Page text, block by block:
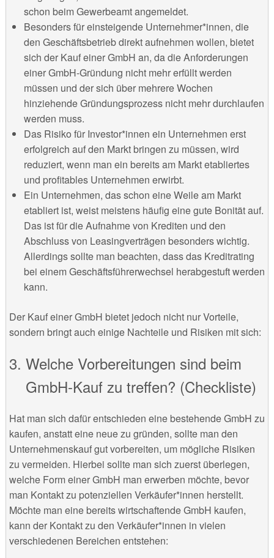
schon beim Gewerbeamt angemeldet.
Besonders für einsteigende Unternehmer*innen, die
den Geschäftsbetrieb direkt aufnehmen wollen, bietet
sich der Kauf einer GmbH an, da die Anforderungen
einer GmbH-Gründung nicht mehr erfüllt werden
müssen und der sich über mehrere Wochen
hinziehende Gründungsprozess nicht mehr durchlaufen
werden muss.
Das Risiko für Investor*innen ein Unternehmen erst
erfolgreich auf den Markt bringen zu müssen, wird
reduziert, wenn man ein bereits am Markt etabliertes
und profitables Unternehmen erwirbt.
Ein Unternehmen, das schon eine Weile am Markt
etabliert ist, weist meistens häufig eine gute Bonität auf.
Das ist für die Aufnahme von Krediten und den
Abschluss von Leasingverträgen besonders wichtig.
Allerdings sollte man beachten, dass das Kreditrating
bei einem Geschäftsführerwechsel herabgestuft werden
kann.
Der Kauf einer GmbH bietet jedoch nicht nur Vorteile,
sondern bringt auch einige Nachteile und Risiken mit sich:
Welche Vorbereitungen sind beim
GmbH-Kauf zu treffen? (Checkliste)
Hat man sich dafür entschieden eine bestehende GmbH zu
kaufen, anstatt eine neue zu gründen, sollte man den
Unternehmenskauf gut vorbereiten, um mögliche Risiken
zu vermeiden. Hierbei sollte man sich zuerst überlegen,
welche Form einer GmbH man erwerben möchte, bevor
man Kontakt zu potenziellen Verkäufer*innen herstellt.
Möchte man eine bereits wirtschaftende GmbH kaufen,
kann der Kontakt zu den Verkäufer*innen in vielen
verschiedenen Bereichen entstehen: